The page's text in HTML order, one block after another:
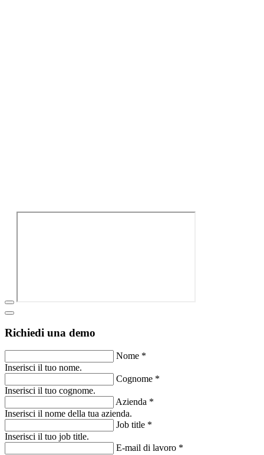
Richiedi una demo
Nome *
Inserisci il tuo nome.
Cognome *
Inserisci il tuo cognome.
Azienda *
Inserisci il nome della tua azienda.
Job title *
Inserisci il tuo job title.
E-mail di lavoro *